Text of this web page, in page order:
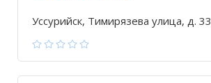
Уссурийск, Тимирязева улица, д. 33